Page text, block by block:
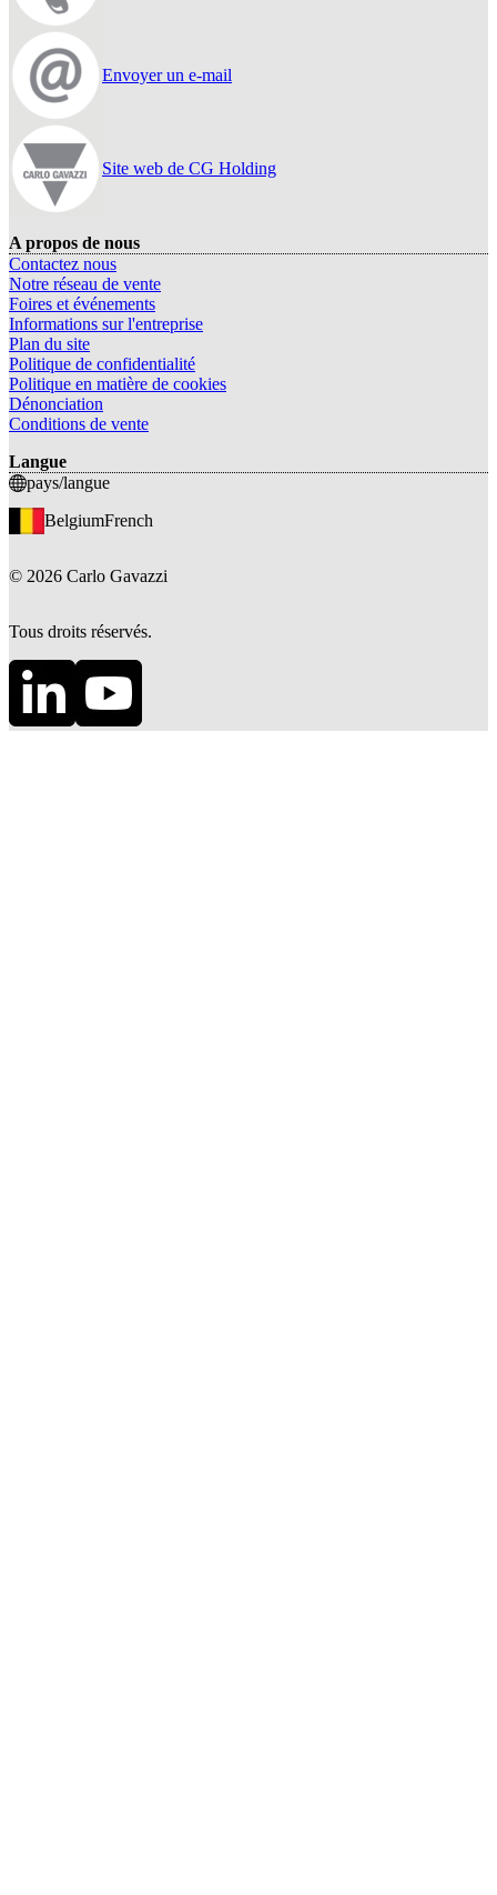
Envoyer un e-mail
Site web de CG Holding
A propos de nous
Contactez nous
Notre réseau de vente
Foires et événements
Informations sur l'entreprise
Plan du site
Politique de confidentialité
Politique en matière de cookies
Dénonciation
Conditions de vente
Langue
pays/langue
BelgiumFrench
© 2026 Carlo Gavazzi
Tous droits réservés.